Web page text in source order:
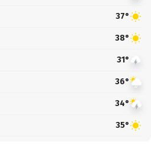
37°
38°
31°
36°
34°
35°